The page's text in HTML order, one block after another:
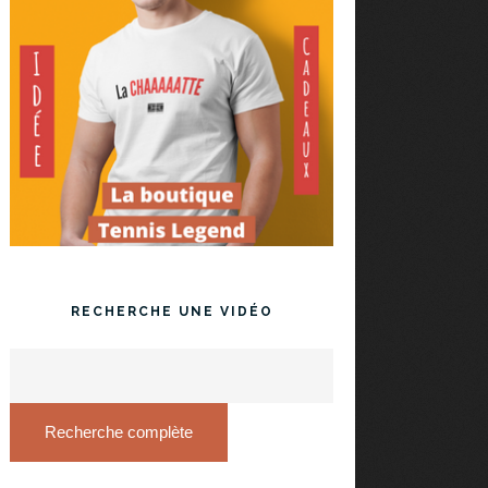
RECHERCHE UNE VIDÉO
Recherche complète